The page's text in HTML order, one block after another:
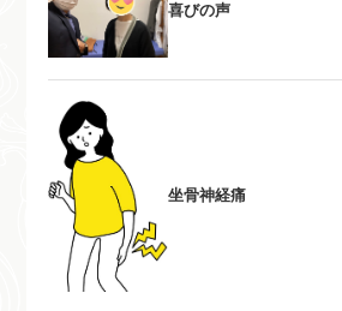
喜びの声
坐骨神経痛